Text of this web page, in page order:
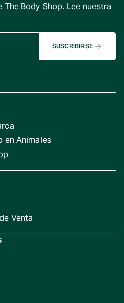
Body Shop. Lee nuestra
SUSCRIBIRSE
en Animales
Venta